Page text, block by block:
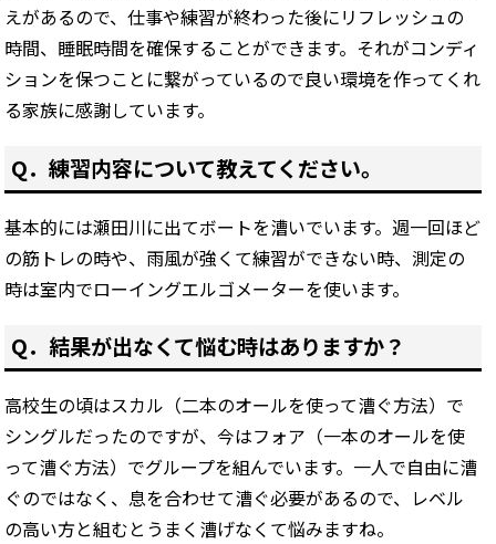
えがあるので、仕事や練習が終わった後にリフレッシュの
時間、睡眠時間を確保することができます。それがコンディ
ションを保つことに繋がっているので良い環境を作ってくれ
る家族に感謝しています。
Q．練習内容について教えてください。
基本的には瀬田川に出てボートを漕いでいます。週一回ほど
の筋トレの時や、雨風が強くて練習ができない時、測定の
時は室内でローイングエルゴメーターを使います。
Q．結果が出なくて悩む時はありますか？
高校生の頃はスカル（二本のオールを使って漕ぐ方法）で
シングルだったのですが、今はフォア（一本のオールを使
って漕ぐ方法）でグループを組んでいます。一人で自由に漕
ぐのではなく、息を合わせて漕ぐ必要があるので、レベル
の高い方と組むとうまく漕げなくて悩みますね。